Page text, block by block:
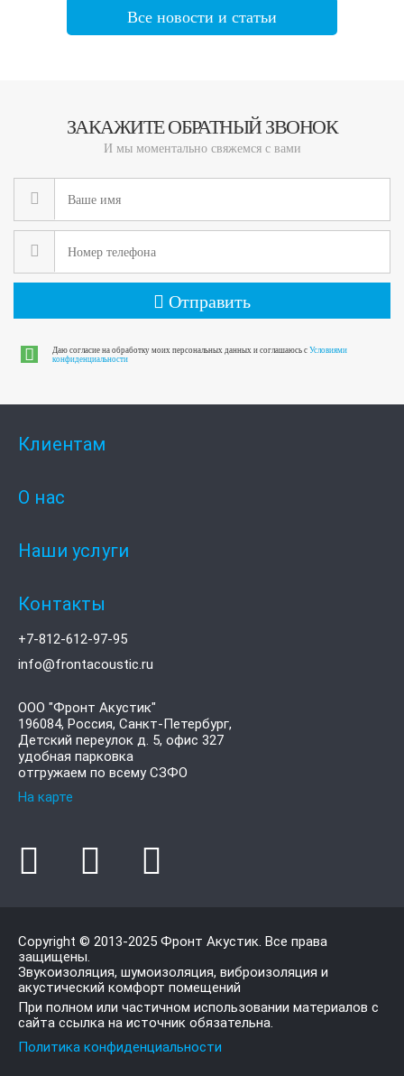
Все новости и статьи
ЗАКАЖИТЕ ОБРАТНЫЙ ЗВОНОК
И мы моментально свяжемся с вами
Отправить
Даю согласие на обработку моих персональных данных и соглашаюсь с Условиями
конфиденциальности
Клиентам
О нас
Наши услуги
Контакты
+7-812-612-97-95
info@frontacoustic.ru
ООО "Фронт Акустик"
196084, Россия, Санкт-Петербург,
Детский переулок д. 5, офис 327
удобная парковка
отгружаем по всему СЗФО
На карте
Copyright © 2013-2025 Фронт Акустик. Все права
защищены.
Звукоизоляция, шумоизоляция, виброизоляция и
акустический комфорт помещений
При полном или частичном использовании материалов с
сайта ссылка на источник обязательна.
Политика конфиденциальности